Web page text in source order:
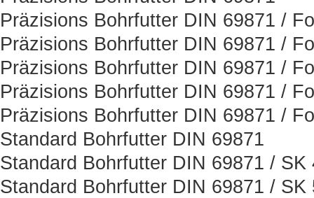
Präzisions Bohrfutter DIN 69871 /
Präzisions Bohrfutter DIN 69871 /
Präzisions Bohrfutter DIN 69871 /
Präzisions Bohrfutter DIN 69871 /
Präzisions Bohrfutter DIN 69871 /
Standard Bohrfutter DIN 69871
Standard Bohrfutter DIN 69871 / SK
Standard Bohrfutter DIN 69871 / SK